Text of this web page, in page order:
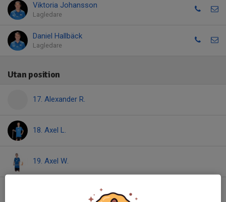
Viktoria Johansson
Lagledare
Daniel Hallbäck
Lagledare
Utan position
17. Alexander R.
18. Axel L.
19. Axel W.